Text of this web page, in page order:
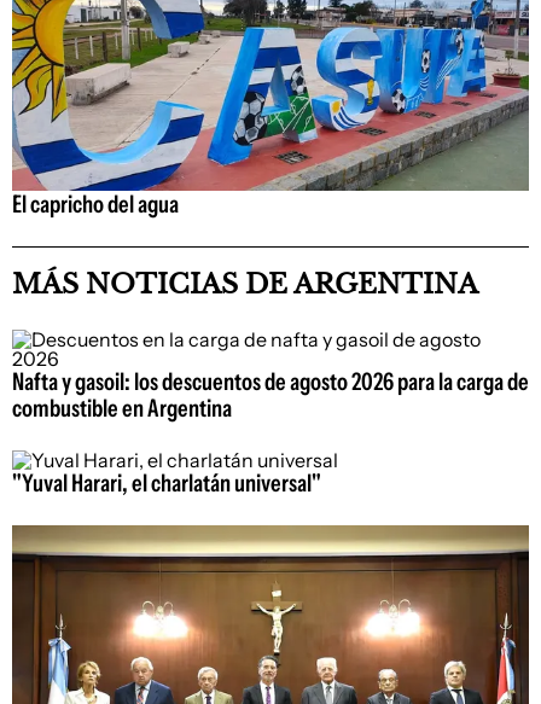
El capricho del agua
MÁS NOTICIAS DE ARGENTINA
Nafta y gasoil: los descuentos de agosto 2026 para la carga de
combustible en Argentina
"Yuval Harari, el charlatán universal"